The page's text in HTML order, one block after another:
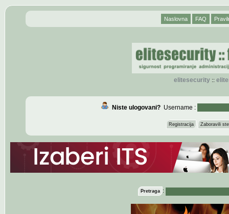
Naslovna FAQ
elitesecurity::
Niste ulogovani?Username :
Registracija Zaboravili
Pretraga :